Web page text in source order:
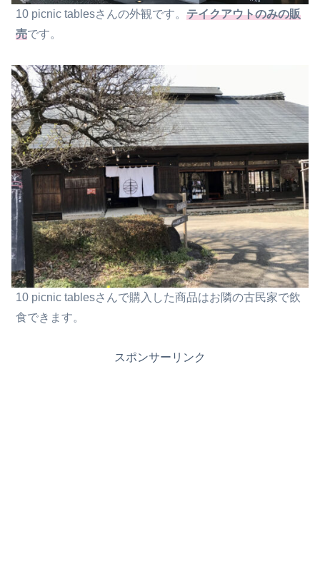
10 picnic tablesさんの外観です。 テイクアウトのみの販
売です。
10 picnic tablesさんで購入した商品はお隣の古民家で飲
食できます。
スポンサーリンク